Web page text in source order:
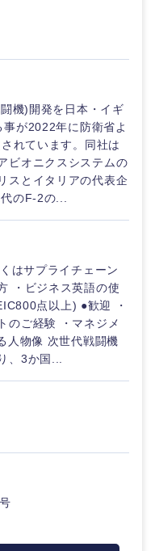
ださい
営企画・事業企
ださい
ださい
ください
青森県
山形県
30代
機)開発を日本・イギ
が2022年に防衛省よ
れています。同社は
ビオニクスシステムの
スとイタリアの代表企
のF-2の...
はサプライチェーン
・ビジネス英語の使
点以上) ●歓迎 ・
のご経験 ・マネジメ
人物像 次世代戦闘機
、3か国...